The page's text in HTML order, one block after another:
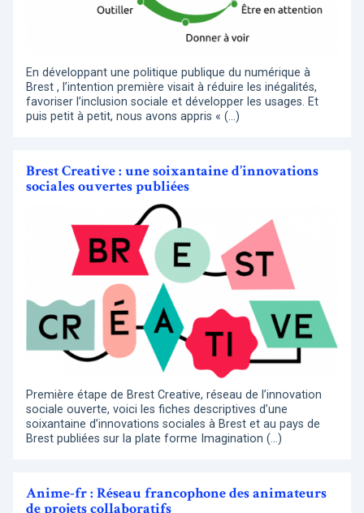
En développant une politique publique du numérique à
Brest , l’intention première visait à réduire les inégalités,
favoriser l’inclusion sociale et développer les usages. Et
puis petit à petit, nous avons appris « (…)
Brest Creative : une soixantaine d’innovations
sociales ouvertes publiées
Première étape de Brest Creative, réseau de l’innovation
sociale ouverte, voici les fiches descriptives d’une
soixantaine d’innovations sociales à Brest et au pays de
Brest publiées sur la plate forme Imagination (…)
Anime-fr : Réseau francophone des animateurs
de projets collaboratifs